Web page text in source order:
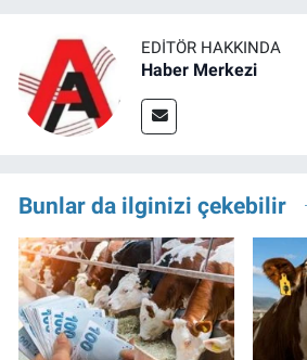
EDITÖR HAKKINDA
Haber Merkezi
Bunlar da ilginizi çekebilir